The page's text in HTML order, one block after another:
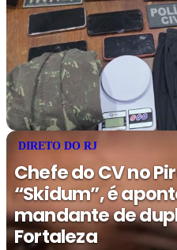
DIRETO DO RJ
Chefe do CV no
“Skidum”, é
mandante de
Fortaleza